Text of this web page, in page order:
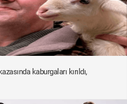
kaburgaları kırıldı,